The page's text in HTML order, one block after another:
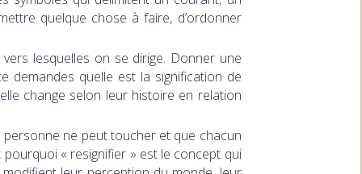
quelque chose à faire, d’ordonner
lesquelles on se dirige. Donner une
demandes quelle est la signification de
change selon leur histoire en relation
personne ne peut toucher et que chacun
pourquoi « resignifier » est le concept qui